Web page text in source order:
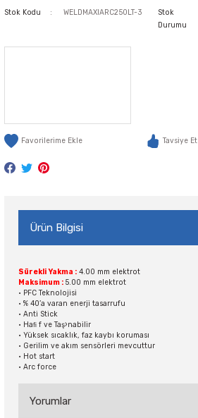
Stok Kodu WELDMAXIARC250LT-3
Stok
Durumu
Tavsiye Et
Ürün Bilgisi
Sürekli Yakma : 4.00 mm elektrot
Maksimum : 5.00 mm elektrot
• PFC Teknolojisi
• % 40’a varan enerji tasarrufu
• Anti Stick
• Haﬁ f ve Taş›nabilir
• Yüksek sıcaklık, faz kaybı koruması
• Gerilim ve akım sensörleri mevcuttur
• Hot start
• Arc force
Yorumlar